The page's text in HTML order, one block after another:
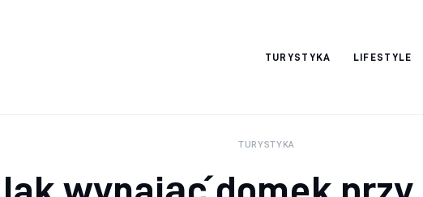
TURYSTYKA LIFESTYLE
okazjonalne-
TURYSTYKA